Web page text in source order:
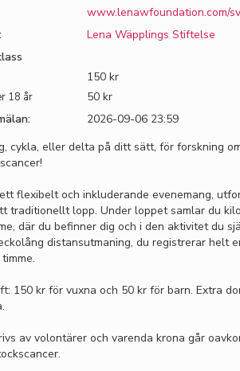
www.lenawfoundation.com/sv
Lena Wäpplings Stiftelse
150 kr
18 år
50 kr
2026-09-06 23:59
cykla, eller delta på ditt sätt, för forskning
flexibelt och inkluderande evenemang,
traditionellt lopp. Under loppet samlar du
där du befinner dig och i den aktivitet du
distansutmaning, du registrerar helt
150 kr för vuxna och 50 kr för barn. Extra
av volontärer och varenda krona går